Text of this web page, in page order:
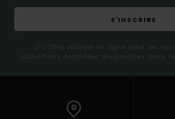
S'INSCRIRE
(*) Offre valable en ligne pour les
Conditions détaillées disponibles dans